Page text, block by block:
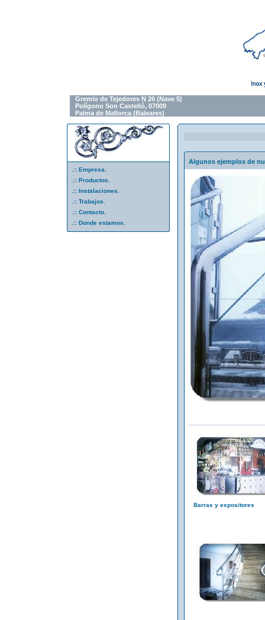
Gremio de Tejedores N 26 (Nave 5)
Polígono Son Castelló, 07009
Palma de Mallorca (Baleares)
.::Empresa.
.::Productos.
.::Instalaciones.
.::Trabajos.
.::Contacto.
.::Donde estamos.
Algunos ejemplos de
Barras y expositores